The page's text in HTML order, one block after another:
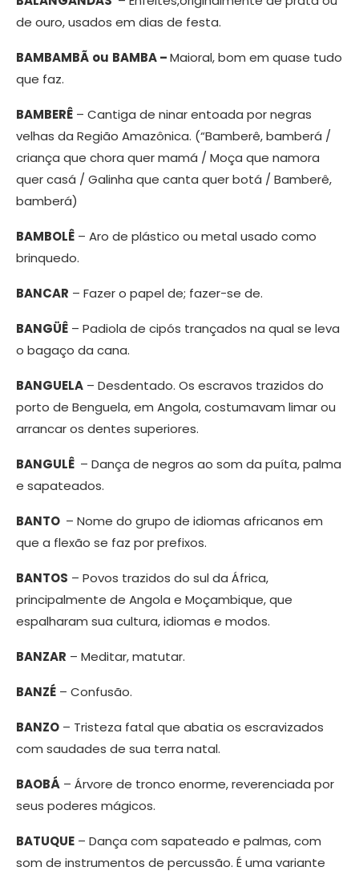
de ouro, usados em dias de festa.
BAMBAMBÃ ou BAMBA –Maioral, bom em quase tudo
que faz.
BAMBERÊ – Cantiga de ninar entoada por negras
velhas da Região Amazônica. (“Bamberê, bamberá /
criança que chora quer mamá / Moça que namora
quer casá / Galinha que canta quer botá / Bamberê,
bamberá)
BAMBOLÊ – Aro de plástico ou metal usado como
brinquedo.
BANCAR – Fazer o papel de; fazer-se de.
BANGÜÊ – Padiola de cipós trançados na qual se leva
o bagaço da cana.
BANGUELA – Desdentado. Os escravos trazidos do
porto de Benguela, em Angola, costumavam limar ou
arrancar os dentes superiores.
BANGULÊ – Dança de negros ao som da puíta, palma
e sapateados.
BANTO – Nome do grupo de idiomas africanos em
que a flexão se faz por prefixos.
BANTOS – Povos trazidos do sul da África,
principalmente de Angola e Moçambique, que
espalharam sua cultura, idiomas e modos.
BANZAR – Meditar, matutar.
BANZÉ – Confusão.
BANZO – Tristeza fatal que abatia os escravizados
com saudades de sua terra natal.
BAOBÁ – Árvore de tronco enorme, reverenciada por
seus poderes mágicos.
BATUQUE – Dança com sapateado e palmas, com
som de instrumentos de percussão. É uma variante